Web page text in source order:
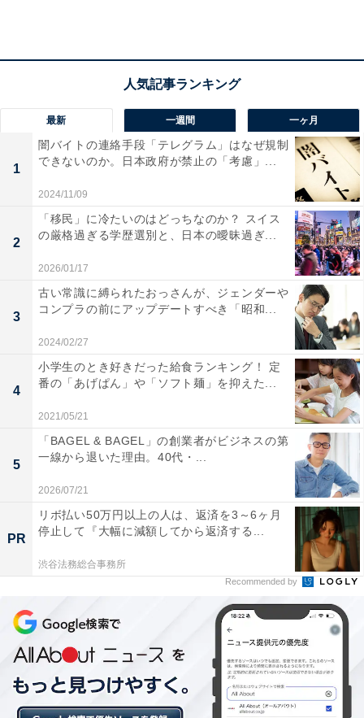
先ほどもお伝えした通り、安全性が高いということで
す。賃貸住宅は収益性を重視して、建築コストを抑えて
建てるのが通常です。これに対して、分譲住宅は長く住
む目的で買うものですし、競合する他社との競争原理が
働いて、法律の制限よりもグレードの高い家が作られて
いきます。災害に対しても安全性が高いものが多いの
で、仕様の高い分譲を買う方が命を失うリスクが低いの
です。命を守る家なのかどうかを主軸にしてみると、
「ローンはリスク」にとらわれすぎず、家を選べるかも
しれませんね。
購入すれば何かしらの資金になる
最新 一週間 一ヶ月
1
闇バイトの連絡手段「テレグラム」はなぜ規制
できないのか。日本政府が禁止の「考慮」...
2024/11/09
2
「移民」に冷たいのはどっちなのか？ スイス
の厳格過ぎる学歴選別と、日本の曖昧過ぎ...
2026/01/17
3
古い常識に縛られたおっさんが、ジェンダーや
コンプラの前にアップデートすべき「昭和...
2024/02/27
4
小学生のとき好きだった給食ランキング！ 定
番の「あげぱん」や「ソフト麺」を抑えた...
2021/05/21
5
「BAGEL & BAGEL」の創業者がビジネスの第
一線から退いた理由。40代・...
2026/07/21
PR
リボ払い50万円以上の人は、返済を3～6ヶ月
停止して『大幅に減額してから返済する...
渋谷法務総合事務所
Recommended by